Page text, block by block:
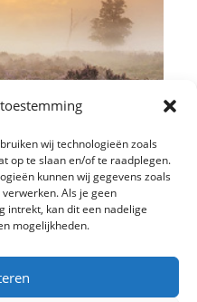
wij technologieën zoals
op te slaan en/of te raadplegen.
kunnen wij gegevens zoals
Als je geen
intrekt, kan dit een nadelige
mogelijkheden.